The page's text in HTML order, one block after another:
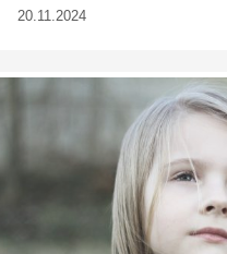
20.11.2024